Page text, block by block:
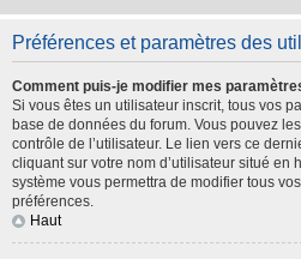
Préférences et paramètres des
Comment puis-je modifier mes
Si vous êtes un utilisateur inscrit, tous vos
base de données du forum. Vous pouvez
contrôle de l’utilisateur. Le lien vers ce
cliquant sur votre nom d’utilisateur situé en
système vous permettra de modifier tous
préférences.
Haut